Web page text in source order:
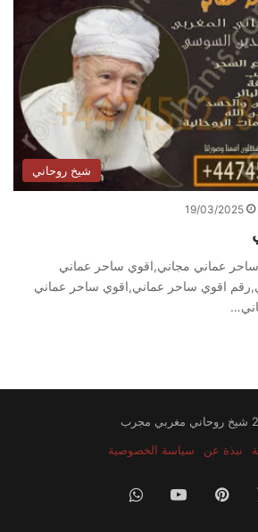
شيخ روحاني
19/03/2025
عماني مجاني,اقوي ساحر عماني
اقوي ساحر عماني,اقوي ساحر عماني
نبذة عن سياسة الخصوصية
بينتيريست‫YouTubeواتساب